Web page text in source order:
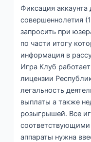
Фиксация
совершеннолетия
запросить при
по части итогу
информация в
Игра Клуб
лицензии
легальность
выплаты а также
розыгрышей. Все
соответствующими
аппараты нужна